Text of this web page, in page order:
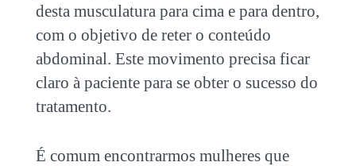
desta musculatura para cima e para dentro,
com o objetivo de reter o conteúdo
abdominal. Este movimento precisa ficar
claro à paciente para se obter o sucesso do
tratamento.
É comum encontrarmos mulheres que